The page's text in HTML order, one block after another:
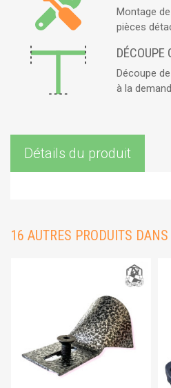
Montage
pièces
DÉCOUPE
Découpe
à la
Détails du produit
16 AUTRES PRODUITS